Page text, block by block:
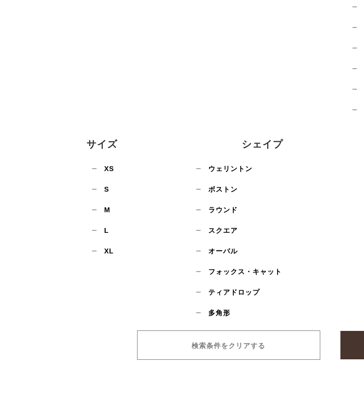
サイズ
XS
S
M
L
XL
シェイプ
ウェリントン
ボストン
ラウンド
スクエア
オーバル
フォックス・キャット
ティアドロップ
多角形
検索条件をクリアする